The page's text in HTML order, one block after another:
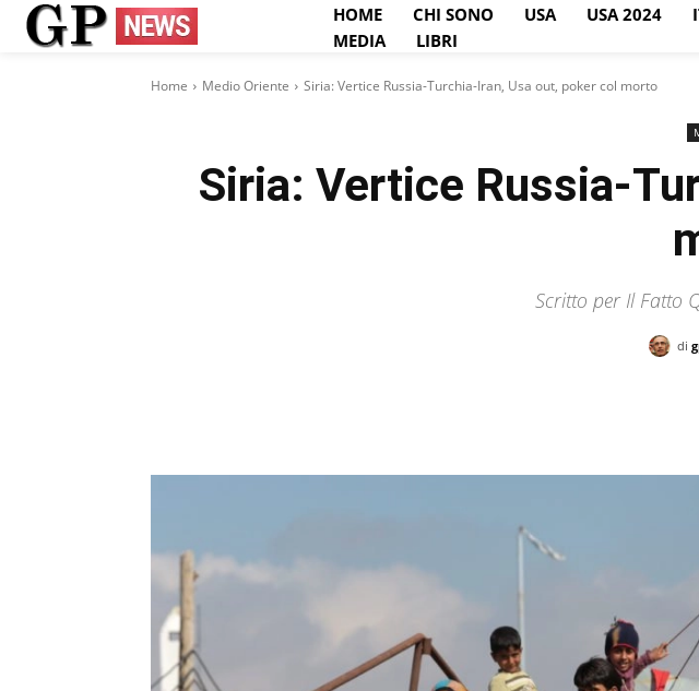
HOME CHI SONO USA USA 2024
MEDIA
LIBRI
Home Medio Oriente Siria: Vertice Russia-Turchia-Iran, Usa out, poker col morto
Siria: Vertice Russia-
Scritto per Il Fatto
di